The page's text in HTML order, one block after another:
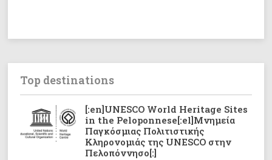
Top destinations
[:en]UNESCO World Heritage Sites
in the Peloponnese[:el]Μνημεία
Παγκόσμιας Πολιτιστικής
Κληρονομιάς της UNESCO στην
Πελοπόννησο[:]